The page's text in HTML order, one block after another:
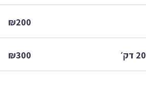
₪200
₪300